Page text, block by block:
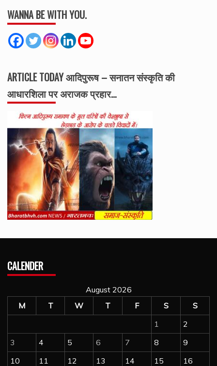
WANNA BE WITH YOU.
ARTICLE TODAY आदिपुरूष – सनातन संस्कृति की
आधारशिला पर अराजक प्रहार…
CALENDER
August 2026
M
T W T F S
S
1
2
3
4 5 6 7 8
9
10
11 12 13 14 15
16